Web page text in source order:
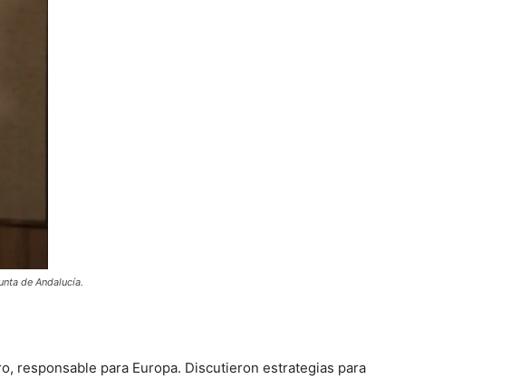
de Andalucía.
responsable para Europa. Discutieron estrategias para